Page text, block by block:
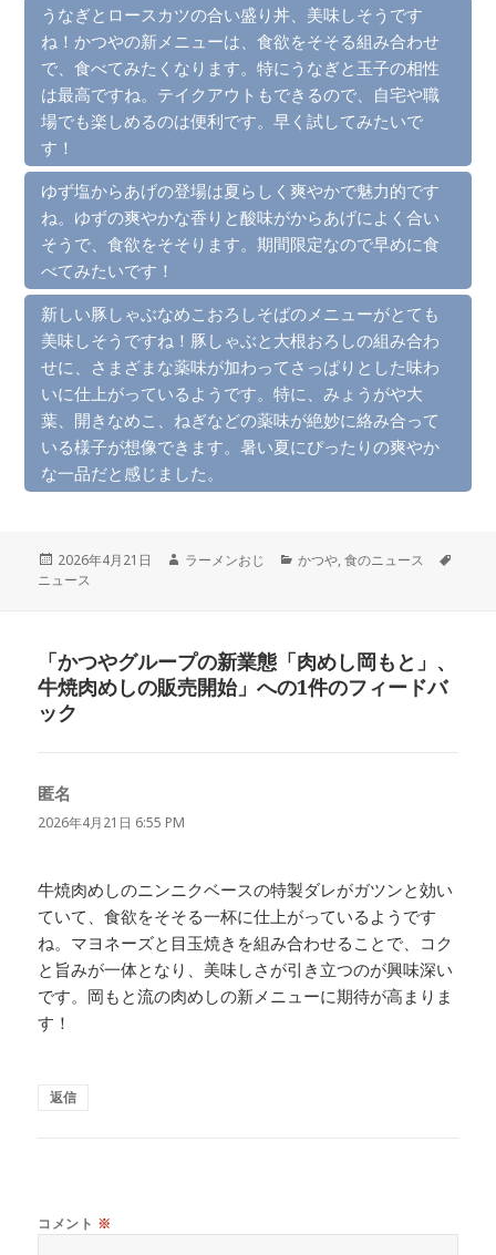
うなぎとロースカツの合い盛り丼、美味しそうです
ね！かつやの新メニューは、食欲をそそる組み合わせ
で、食べてみたくなります。特にうなぎと玉子の相性
は最高ですね。テイクアウトもできるので、自宅や職
場でも楽しめるのは便利です。早く試してみたいで
す！
ゆず塩からあげの登場は夏らしく爽やかで魅力的です
ね。ゆずの爽やかな香りと酸味がからあげによく合い
そうで、食欲をそそります。期間限定なので早めに食
べてみたいです！
新しい豚しゃぶなめこおろしそばのメニューがとても
美味しそうですね！豚しゃぶと大根おろしの組み合わ
せに、さまざまな薬味が加わってさっぱりとした味わ
いに仕上がっているようです。特に、みょうがや大
葉、開きなめこ、ねぎなどの薬味が絶妙に絡み合って
いる様子が想像できます。暑い夏にぴったりの爽やか
な一品だと感じました。
投
稿
2026年4月21日
作
ラーメンおじ
カ
かつや,食のニュース
ニュース
「かつやグループの新業態「肉めし岡もと」、
牛焼肉めしの販売開始」への1件のフィードバ
ック
匿名
り:
2026年4月21日 6:55 PM
牛焼肉めしのニンニクベースの特製ダレがガツンと効い
ていて、食欲をそそる一杯に仕上がっているようです
ね。マヨネーズと目玉焼きを組み合わせることで、コク
と旨みが一体となり、美味しさが引き立つのが興味深い
です。岡もと流の肉めしの新メニューに期待が高まりま
す！
返信
コメント ※